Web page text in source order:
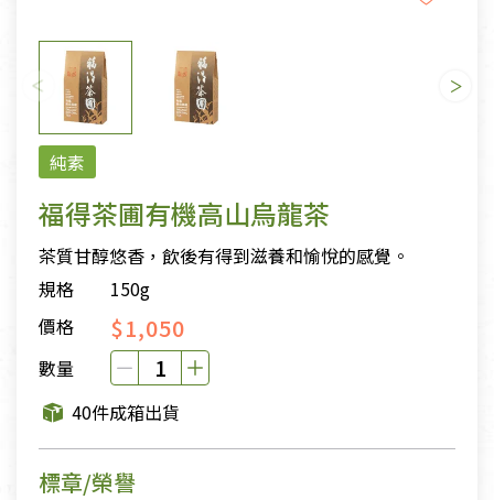
純素
福得茶圃有機高山烏龍茶
茶質甘醇悠香，飲後有得到滋養和愉悅的感覺。
規格
150g
價格
$1,050
數量
40件成箱出貨
標章/榮譽